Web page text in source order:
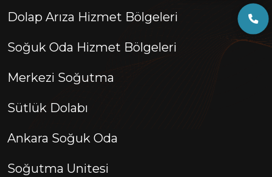
Dolap Arıza Hizmet Bölgeleri
Soğuk Oda Hizmet Bölgeleri
Merkezi Soğutma
Sütlük Dolabı
Ankara Soğuk Oda
Soğutma Unitesi